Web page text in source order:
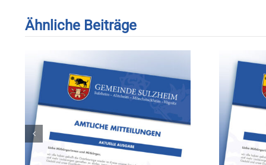
Ähnliche Beiträge